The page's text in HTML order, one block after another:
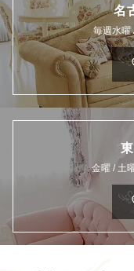
名
毎週水
金曜 / 土